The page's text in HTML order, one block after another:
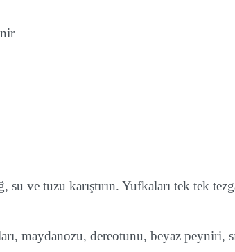
su ve tuzu karıştırın. Yufkaları tek tek
maydanozu, dereotunu, beyaz peyniri,